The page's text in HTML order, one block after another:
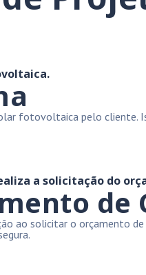
fotovoltaica pelo cliente.
a solicitação do
de
ao solicitar o orçamento